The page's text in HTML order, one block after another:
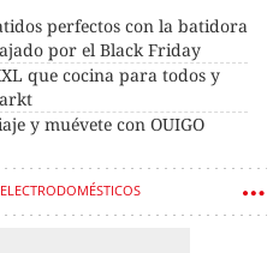
perfectos con la batidora
por el Black Friday
que cocina para todos y
y muévete con OUIGO
ELECTRODOMÉSTICOS